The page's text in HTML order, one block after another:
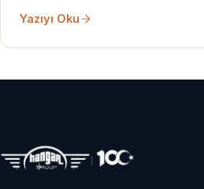
Yazıyı Oku